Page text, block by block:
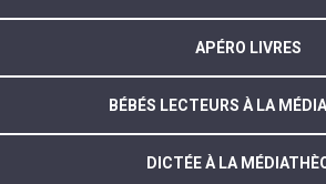
APÉRO LIVRES
BÉBÉS LECTEURS À LA
DICTÉE À LA